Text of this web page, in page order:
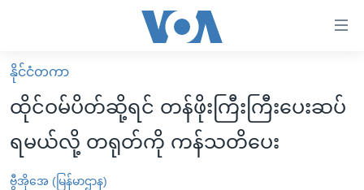
လွယ်ကူ
စေ
Link
မူလစာမျက်နှာ
မြန်မာ
ကမ္ဘာ့သတင်းများ
နိုင်ငံတကာ
ဗွီဒီယို
နိုင်ငံတကာ
ထိုင်ဝမ်ပိတ်ဆို့ရင် တန်ဖိုးကြီးကြီးပေးဆပ်
ရမယ်လို့ တရုတ်ကို ကန်သတိပေး
ဗွီအိုအေ (မြန်မာဌာန)